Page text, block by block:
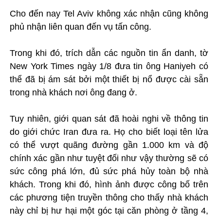
Cho đến nay Tel Aviv không xác nhận cũng không
phủ nhận liên quan đến vụ tấn công.
Trong khi đó, trích dẫn các nguồn tin ẩn danh, tờ
New York Times ngày 1/8 đưa tin ông Haniyeh có
thể đã bị ám sát bởi một thiết bị nổ được cài sẵn
trong nhà khách nơi ông đang ở.
Tuy nhiên, giới quan sát đã hoài nghi về thông tin
do giới chức Iran đưa ra. Họ cho biết loại tên lửa
có thể vượt quãng đường gần 1.000 km và độ
chính xác gần như tuyệt đối như vậy thường sẽ có
sức công phá lớn, đủ sức phá hủy toàn bộ nhà
khách. Trong khi đó, hình ảnh được công bố trên
các phương tiện truyền thông cho thấy nhà khách
này chỉ bị hư hại một góc tại căn phòng ở tầng 4,